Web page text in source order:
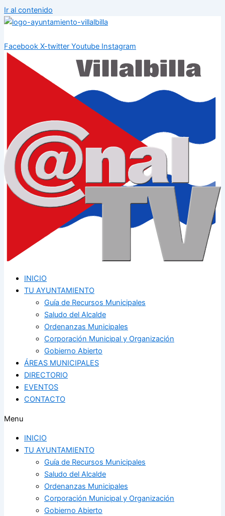
Ir al contenido
Facebook X-twitter Youtube Instagram
INICIO
TU AYUNTAMIENTO
Guía de Recursos Municipales
Saludo del Alcalde
Ordenanzas Municipales
Corporación Municipal y Organización
Gobierno Abierto
ÁREAS MUNICIPALES
DIRECTORIO
EVENTOS
CONTACTO
Menu
INICIO
TU AYUNTAMIENTO
Guía de Recursos Municipales
Saludo del Alcalde
Ordenanzas Municipales
Corporación Municipal y Organización
Gobierno Abierto